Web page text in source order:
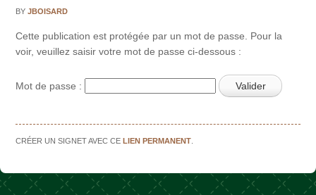
BYJBOISARD
Cette publication est protégée par un mot de passe. Pour la
voir, veuillez saisir votre mot de passe ci-dessous :
Mot de passe :
CRÉER UN SIGNET AVEC CELIEN PERMANENT